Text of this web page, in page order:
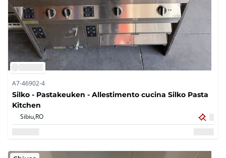
A7-46902-4
Silko - Pastakeuken - Allestimento cucina Silko Pasta
Kitchen
Sibiu,RO